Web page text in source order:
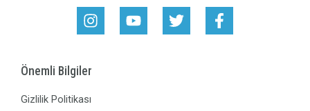
Önemli Bilgiler
Gizlilik Politikası